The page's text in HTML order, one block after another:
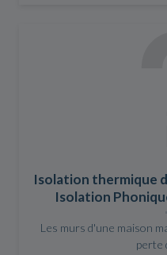
Isolation thermique
Isolation
Les murs d'une maison
perte